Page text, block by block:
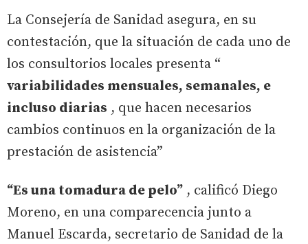
La Consejería de Sanidad asegura, en su
contestación, que la situación de cada uno de
los consultorios locales presenta “
variabilidades mensuales, semanales, e
incluso diarias , que hacen necesarios
cambios continuos en la organización de la
prestación de asistencia”
“Es una tomadura de pelo” , calificó Diego
Moreno, en una comparecencia junto a
Manuel Escarda, secretario de Sanidad de la